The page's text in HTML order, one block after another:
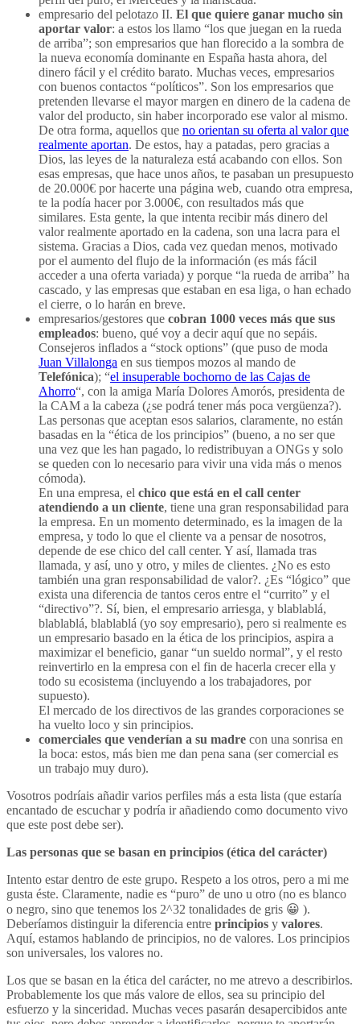
empresario del pelotazo II. El que quiere ganar mucho sin
aportar valor: a estos los llamo “los que juegan en la rueda
de arriba”; son empresarios que han florecido a la sombra de
la nueva economía dominante en España hasta ahora, del
dinero fácil y el crédito barato. Muchas veces, empresarios
con buenos contactos “políticos”. Son los empresarios que
pretenden llevarse el mayor margen en dinero de la cadena de
valor del producto, sin haber incorporado ese valor al mismo.
De otra forma, aquellos que no orientan su oferta al valor que
realmente aportan. De estos, hay a patadas, pero gracias a
Dios, las leyes de la naturaleza está acabando con ellos. Son
esas empresas, que hace unos años, te pasaban un presupuesto
de 20.000€ por hacerte una página web, cuando otra empresa,
te la podía hacer por 3.000€, con resultados más que
similares. Esta gente, la que intenta recibir más dinero del
valor realmente aportado en la cadena, son una lacra para el
sistema. Gracias a Dios, cada vez quedan menos, motivado
por el aumento del flujo de la información (es más fácil
acceder a una oferta variada) y porque “la rueda de arriba” ha
cascado, y las empresas que estaban en esa liga, o han echado
el cierre, o lo harán en breve.
empresarios/gestores que cobran 1000 veces más que sus
empleados: bueno, qué voy a decir aquí que no sepáis.
Consejeros inflados a “stock options” (que puso de moda
Juan Villalonga en sus tiempos mozos al mando de
Telefónica); “el insuperable bochorno de las Cajas de
Ahorro“, con la amiga María Dolores Amorós, presidenta de
la CAM a la cabeza (¿se podrá tener más poca vergüenza?).
Las personas que aceptan esos salarios, claramente, no están
basadas en la “ética de los principios” (bueno, a no ser que
una vez que les han pagado, lo redistribuyan a ONGs y solo
se queden con lo necesario para vivir una vida más o menos
cómoda).
En una empresa, el chico que está en el call center
atendiendo a un cliente, tiene una gran responsabilidad para
la empresa. En un momento determinado, es la imagen de la
empresa, y todo lo que el cliente va a pensar de nosotros,
depende de ese chico del call center. Y así, llamada tras
llamada, y así, uno y otro, y miles de clientes. ¿No es esto
también una gran responsabilidad de valor?. ¿Es “lógico” que
exista una diferencia de tantos ceros entre el “currito” y el
“directivo”?. Sí, bien, el empresario arriesga, y blablablá,
blablablá, blablablá (yo soy empresario), pero si realmente es
un empresario basado en la ética de los principios, aspira a
maximizar el beneficio, ganar “un sueldo normal”, y el resto
reinvertirlo en la empresa con el fin de hacerla crecer ella y
todo su ecosistema (incluyendo a los trabajadores, por
supuesto).
El mercado de los directivos de las grandes corporaciones se
ha vuelto loco y sin principios.
comerciales que venderían a su madre con una sonrisa en
la boca: estos, más bien me dan pena sana (ser comercial es
un trabajo muy duro).
Vosotros podríais añadir varios perfiles más a esta lista (que estaría
encantado de escuchar y podría ir añadiendo como documento vivo
que este post debe ser).
Las personas que se basan en principios (ética del carácter)
Intento estar dentro de este grupo. Respeto a los otros, pero a mi me
gusta éste. Claramente, nadie es “puro” de uno u otro (no es blanco
o negro, sino que tenemos los 2^32 tonalidades de gris 😀 ).
Deberíamos distinguir la diferencia entre principios y valores.
Aquí, estamos hablando de principios, no de valores. Los principios
son universales, los valores no.
Los que se basan en la ética del carácter, no me atrevo a describirlos.
Probablemente los que más valore de ellos, sea su principio del
esfuerzo y la sinceridad. Muchas veces pasarán desapercibidos ante